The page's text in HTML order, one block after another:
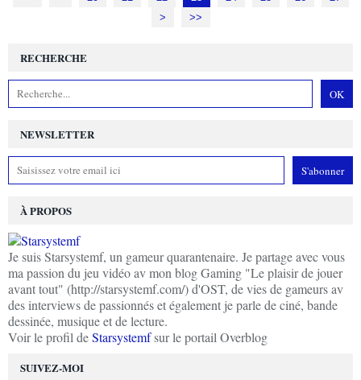
>
>>
NEWSLETTER
SUIVEZ-MOI
RECHERCHE
À PROPOS
Je suis Starsystemf, un gameur quarantenaire. Je partage avec vous
ma passion du jeu vidéo av mon blog Gaming "Le plaisir de jouer
avant tout" (http://starsystemf.com/) d'OST, de vies de gameurs av
des interviews de passionnés et également je parle de ciné, bande
dessinée, musique et de lecture.
Voir le profil deStarsystemfsur le portail Overblog